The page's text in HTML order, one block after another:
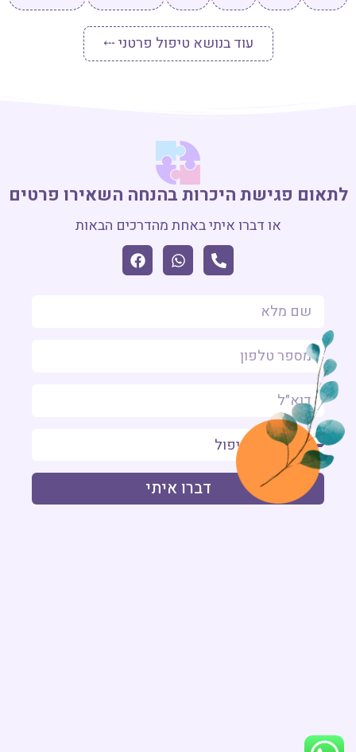
עוד בנושא טיפול פרטני ⤎
לתאום פגישת היכרות בהנחה השאירו פרטים
או דברו איתי באחת מהדרכים הבאות
דברו איתי